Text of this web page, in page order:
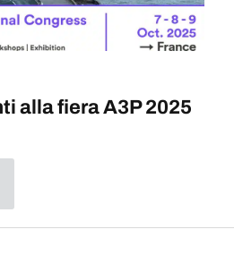
alla fiera A3P 2025